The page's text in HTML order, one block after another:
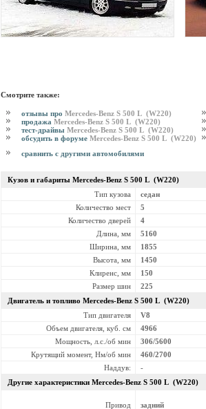
Смотрите также:
отзывы про Mercedes-Benz S 500 L (W220)
продажа Mercedes-Benz S 500 L (W220)
тест-драйвы Mercedes-Benz S 500 L (W220)
обсудить в форуме Mercedes-Benz S 500 L (W220)
сравнить с другими автомобилями
Кузов и габариты Mercedes-Benz S 500 L (W220)
Тип кузова
седан
Количество мест
5
Количество дверей
4
Длина, мм
5160
Ширина, мм
1855
Высота, мм
1450
Клиренс, мм
150
Размер шин
225
Двигатель и топливо Mercedes-Benz S 500 L (W220)
Тип двигателя
V8
Объем двигателя, куб. см
4966
Мощность, л.с./об мин
306/5600
Крутящий момент, Нм/об мин
460/2700
Наддув:
-
Другие характеристики Mercedes-Benz S 500 L (W220)
Привод задний